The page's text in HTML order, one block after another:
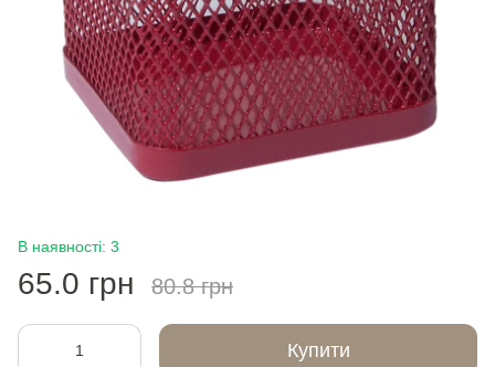
В наявності: 3
65.0 грн 80.8 грн
Купити